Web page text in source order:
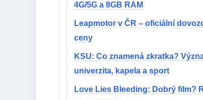
4G/5G a 8GB RAM
Leapmotor v ČR – oficiální
ceny
KSU: Co znamená zkratka?
univerzita, kapela a sport
Love Lies Bleeding: Dobrý film?